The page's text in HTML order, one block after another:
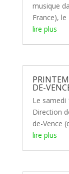
musique
France),
lire plus
DE-
Le samedi
Direction
de-Vence
lire plus